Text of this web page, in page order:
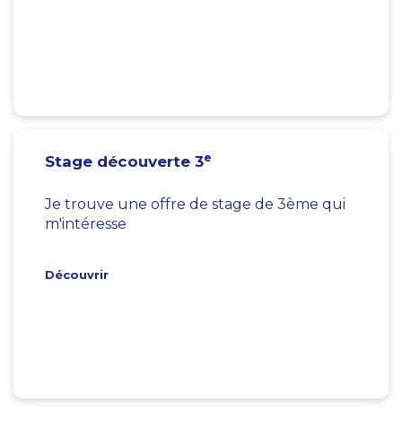
Stage découverte 3e
Je trouve une offre de stage de 3ème qui
m'intéresse
Découvrir